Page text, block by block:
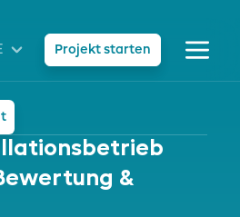
Projekt starten
&